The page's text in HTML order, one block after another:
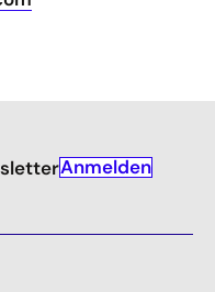
Anmelden